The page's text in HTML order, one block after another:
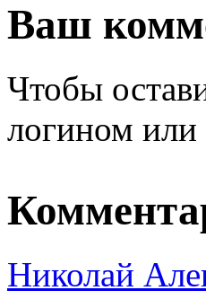
Ваш
Чтобы
логином или
Николай